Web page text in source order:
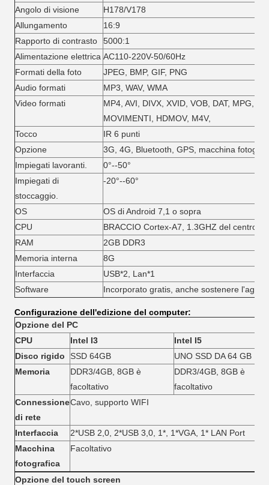
Angolo di visione
H178/V178
Allungamento
16:9
Rapporto di contrasto
5000:1
Alimentazione elettrica AC110-220V-50/60Hz
Formati della foto
JPEG, BMP, GIF, PNG
Audio formati
MP3, WAV, WMA
Video formati
MP4, AVI, DIVX, XVID, VOB, DAT, MPG,
MOVIMENTI, HDMOV, M4V,
Tocco
IR 6 punti
Opzione
3G, 4G, Bluetooth, GPS, macchina
Impiegati lavoranti.
0°--50°
Impiegati di
stoccaggio.
-20°--60°
OS
OS di Android 7,1 o sopra
CPU
BRACCIO Cortex-A7, 1.3GHZ del centro
RAM
2GB DDR3
Memoria interna
8G
Interfaccia
USB*2, Lan*1
Software
Incorporato gratis, anche sostenere
Configurazione dell'edizione del computer:
Opzione del PC
CPU
Intel I3
Intel I5
Disco rigido
SSD 64GB
UNO SSD DA 64 GB
Memoria
DDR3/4GB, 8GB è
facoltativo
DDR3/4GB, 8GB è
facoltativo
Connessione
di rete
Cavo, supporto WIFI
Interfaccia
2*USB 2,0, 2*USB 3,0, 1*, 1*VGA, 1* LAN Port
Macchina
fotografica
Facoltativo
Opzione del touch screen